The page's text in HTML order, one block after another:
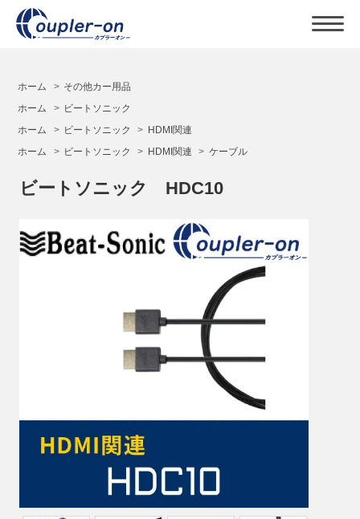
ホーム > その他カー用品
ホーム
> ビートソニック
ホーム
> ビートソニック > HDMI関連
ホーム
> ビートソニック > HDMI関連 > ケーブル
ビートソニック HDC10